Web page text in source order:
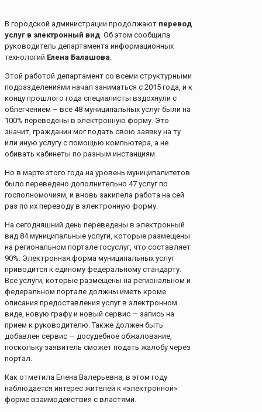
В городской администрации продолжают перевод
услуг в электронный вид. Об этом сообщила
руководитель департамента информационных
технологий Елена Балашова.
Этой работой департамент со всеми структурными
подразделениями начал заниматься с 2015 года, и к
концу прошлого года специалисты вздохнули с
облегчением – все 48 муниципальных услуг были на
100% переведены в электронную форму. Это
значит, гражданин мог подать свою заявку на ту
или иную услугу с помощью компьютера, а не
обивать кабинеты по разным инстанциям.
Но в марте этого года на уровень муниципалитетов
было переведено дополнительно 47 услуг по
госполномочиям, и вновь закипела работа на сей
раз по их переводу в электронную форму.
На сегодняшний день переведены в электронный
вид 84 муниципальные услуги, которые размещены
на региональном портале госуслуг, что составляет
90%. Электронная форма муниципальных услуг
приводится к единому федеральному стандарту.
Все услуги, которые размещены на региональном и
федеральном портале должны иметь кроме
описания предоставления услуг в электронном
виде, новую графу и новый сервис — запись на
прием к руководителю. Также должен быть
добавлен сервис — досудебное обжалование,
поскольку заявитель сможет подать жалобу через
портал.
Как отметила Елена Валерьевна, в этом году
наблюдается интерес жителей к «электронной»
форме взаимодействия с властями.